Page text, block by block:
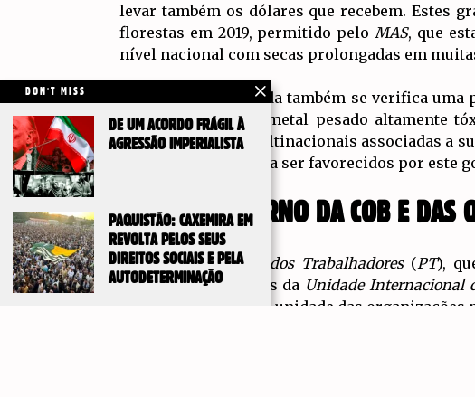
levar também os dólares que recebem. Estes
florestas em 2019, permitido pelo MAS, que
nível nacional com secas prolongadas em
Na mineração privada também se verifica
com mercúrio, um metal pesado altamente
impostos, sendo multinacionais associadas a
agora também estão a ser favorecidos por
POR UM GOVERNO DA COB E DAS
A partir doPartido dos Trabalhadores (PT),
militantes bolivianos da Unidade Internacional
situação, apelamos à unidade das
DON'T MISS
DE UM ACORDO FRÁGIL À
AGRESSÃO IMPERIALISTA
PAQUISTÃO: CAXEMIRA EM
REVOLTA PELOS SEUS
DIREITOS SOCIAIS E PELA
AUTODETERMINAÇÃO